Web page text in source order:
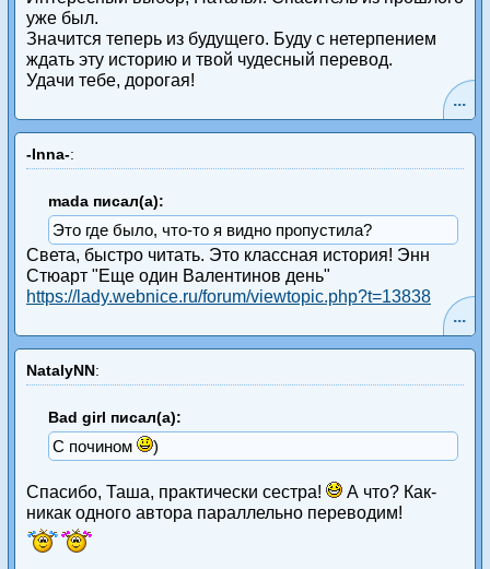
уже был.
Значится теперь из будущего. Буду с нетерпением
ждать эту историю и твой чудесный перевод.
Удачи тебе, дорогая!
...
-Inna-:
mada писал(а):
Это где было, что-то я видно пропустила?
Света, быстро читать. Это классная история! Энн
Стюарт "Еще один Валентинов день"
https://lady.webnice.ru/forum/viewtopic.php?t=13838
...
NatalyNN:
Bad girl писал(а):
С почином )
Спасибо, Таша, практически сестра!
А что? Как-
никак одного автора параллельно переводим!